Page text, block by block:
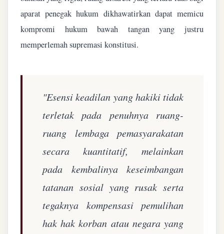
aparat penegak hukum dikhawatirkan dapat memicu
kompromi hukum bawah tangan yang justru
memperlemah supremasi konstitusi.
"Esensi keadilan yang hakiki tidak
terletak pada penuhnya ruang-
ruang lembaga pemasyarakatan
secara kuantitatif, melainkan
pada kembalinya keseimbangan
tatanan sosial yang rusak serta
tegaknya kompensasi pemulihan
hak hak korban atau negara yang